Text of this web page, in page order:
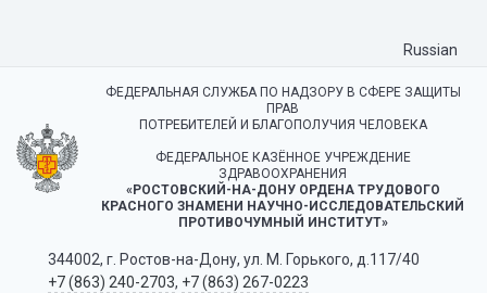
Russian
ФЕДЕРАЛЬНАЯ СЛУЖБА ПО НАДЗОРУ В СФЕРЕ ЗАЩИТЫ
ПРАВ
ПОТРЕБИТЕЛЕЙ И БЛАГОПОЛУЧИЯ ЧЕЛОВЕКА
ФЕДЕРАЛЬНОЕ КАЗЁННОЕ УЧРЕЖДЕНИЕ
ЗДРАВООХРАНЕНИЯ
«РОСТОВСКИЙ-НА-ДОНУ ОРДЕНА ТРУДОВОГО
КРАСНОГО ЗНАМЕНИ НАУЧНО-ИССЛЕДОВАТЕЛЬСКИЙ
ПРОТИВОЧУМНЫЙ ИНСТИТУТ»
344002, г. Ростов-на-Дону, ул. М. Горького, д.117/40
+7 (863) 240-2703, +7 (863) 267-0223